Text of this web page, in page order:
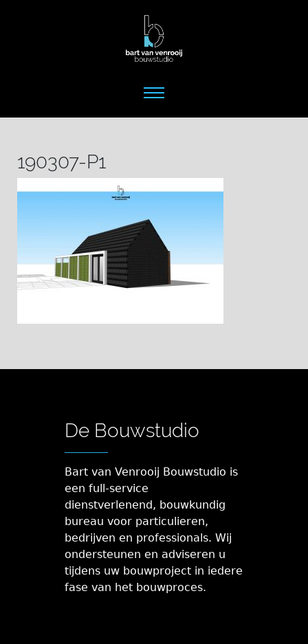
190307-P1
De Bouwstudio
Bart van Venrooij Bouwstudio is
een full-service
dienstverlenend, bouwkundig
bureau voor particulieren,
bedrijven en professionals. Wij
ondersteunen en adviseren u
tijdens uw bouwproject in iedere
fase van het bouwproces.